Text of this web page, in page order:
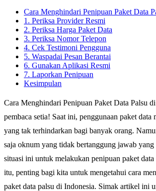
Cara Menghindari Penipuan Paket Data
1. Periksa Provider Resmi
2. Periksa Harga Paket Data
3. Periksa Nomor Telepon
4. Cek Testimoni Pengguna
5. Waspadai Pesan Berantai
6. Gunakan Aplikasi Resmi
7. Laporkan Penipuan
Kesimpulan
Cara Menghindari Penipuan Paket Data Palsu
pembaca setia! Saat ini, penggunaan paket data
yang tak terhindarkan bagi banyak orang.
saja oknum yang tidak bertanggung jawab yang
situasi ini untuk melakukan penipuan paket
itu, penting bagi kita untuk mengetahui cara
paket data palsu di Indonesia. Simak artikel ini